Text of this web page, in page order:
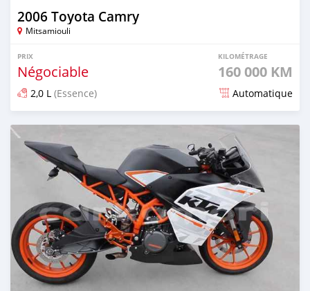
2006 Toyota Camry
Mitsamiouli
PRIX
Négociable
KILOMÉTRAGE
160 000 KM
2,0 L (Essence) Automatique
Publié il y a environ 4 ans